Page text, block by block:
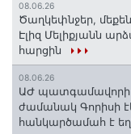
08.06.26
Ծաղկեփնջեր,
Էլիզ Մելիքյանն
հարցին
08.06.26
ԱԺ պատգամավորի
ժամանակ Գորիսի
հանկարծամահ է